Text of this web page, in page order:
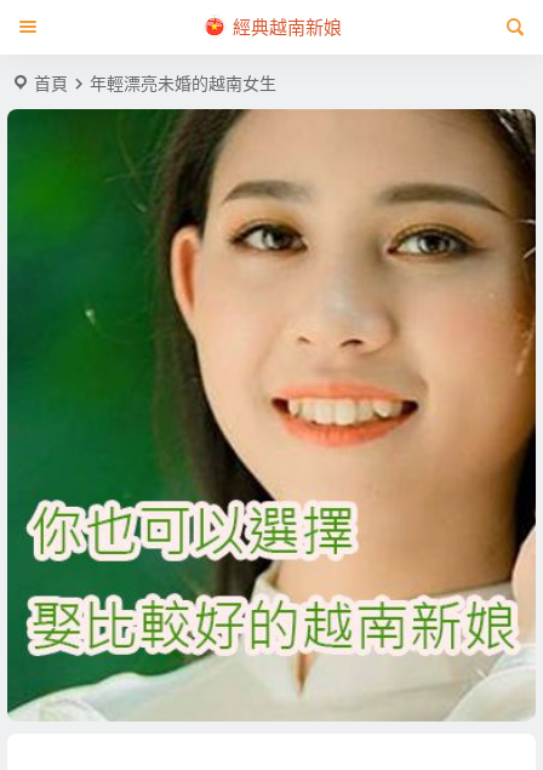
經典越南新娘
首頁 年輕漂亮未婚的越南女生